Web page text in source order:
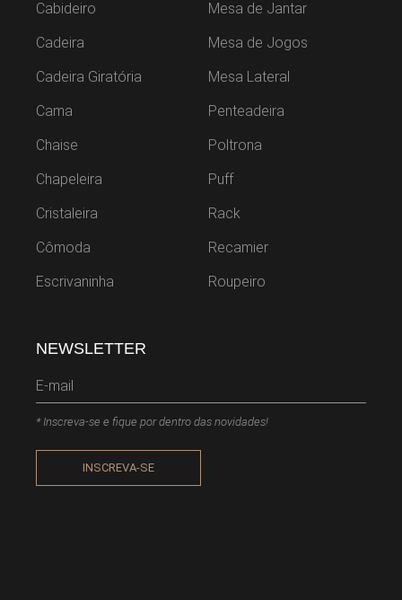
Cabideiro
Cadeira
Cadeira Giratória
Cama
Chaise
Chapeleira
Cristaleira
Cômoda
Escrivaninha
Mesa de Jantar
Mesa de Jogos
Mesa Lateral
Penteadeira
Poltrona
Puff
Rack
Recamier
Roupeiro
NEWSLETTER
* Inscreva-se e fique por dentro das novidades!
INSCREVA-SE